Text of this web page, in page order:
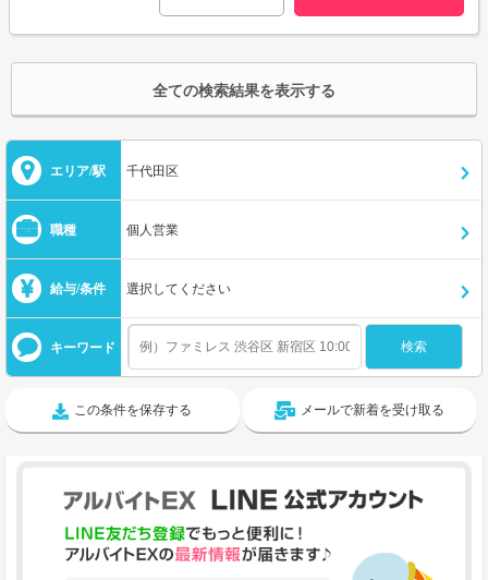
全ての検索結果を表示する
エリア/駅 千代田区
職種 個人営業
給与/条件 選択してください
キーワード
この条件を保存する メールで新着を受け取る